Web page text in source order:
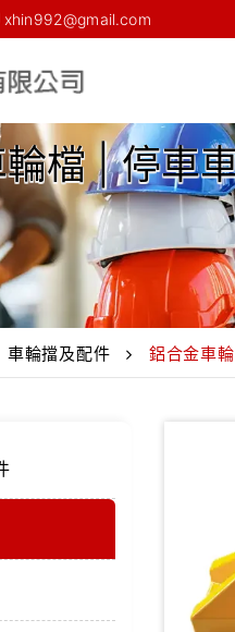
xhin992@gmail.com
檔 | 停車
車輪擋及配件 鋁合金車